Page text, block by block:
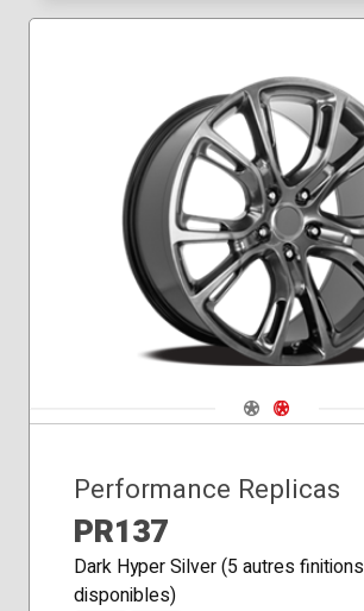
Navigate 1
Navigate 2
Performance Replicas
PR137
Dark Hyper Silver (5 autres finitions
disponibles)